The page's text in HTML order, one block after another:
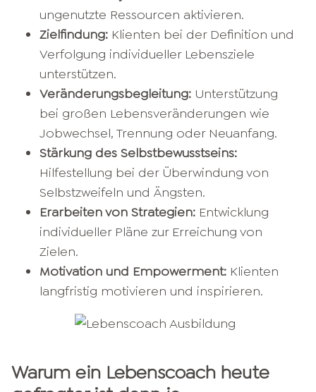
ungenutzte Ressourcen aktivieren.
Zielfindung: Klienten bei der Definition und
Verfolgung individueller Lebensziele
unterstützen.
Veränderungsbegleitung: Unterstützung
bei großen Lebensveränderungen wie
Jobwechsel, Trennung oder Neuanfang.
Stärkung des Selbstbewusstseins:
Hilfestellung bei der Überwindung von
Selbstzweifeln und Ängsten.
Erarbeiten von Strategien: Entwicklung
individueller Pläne zur Erreichung von
Zielen.
Motivation und Empowerment: Klienten
langfristig motivieren und inspirieren.
Warum ein Lebenscoach heute